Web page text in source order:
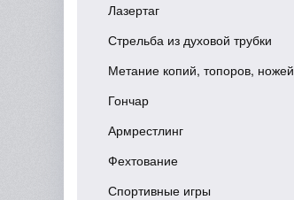
Лазертаг
Стрельба из духовой трубки
Метание копий, топоров, ножей
Гончар
Армрестлинг
Фехтование
Спортивные игры